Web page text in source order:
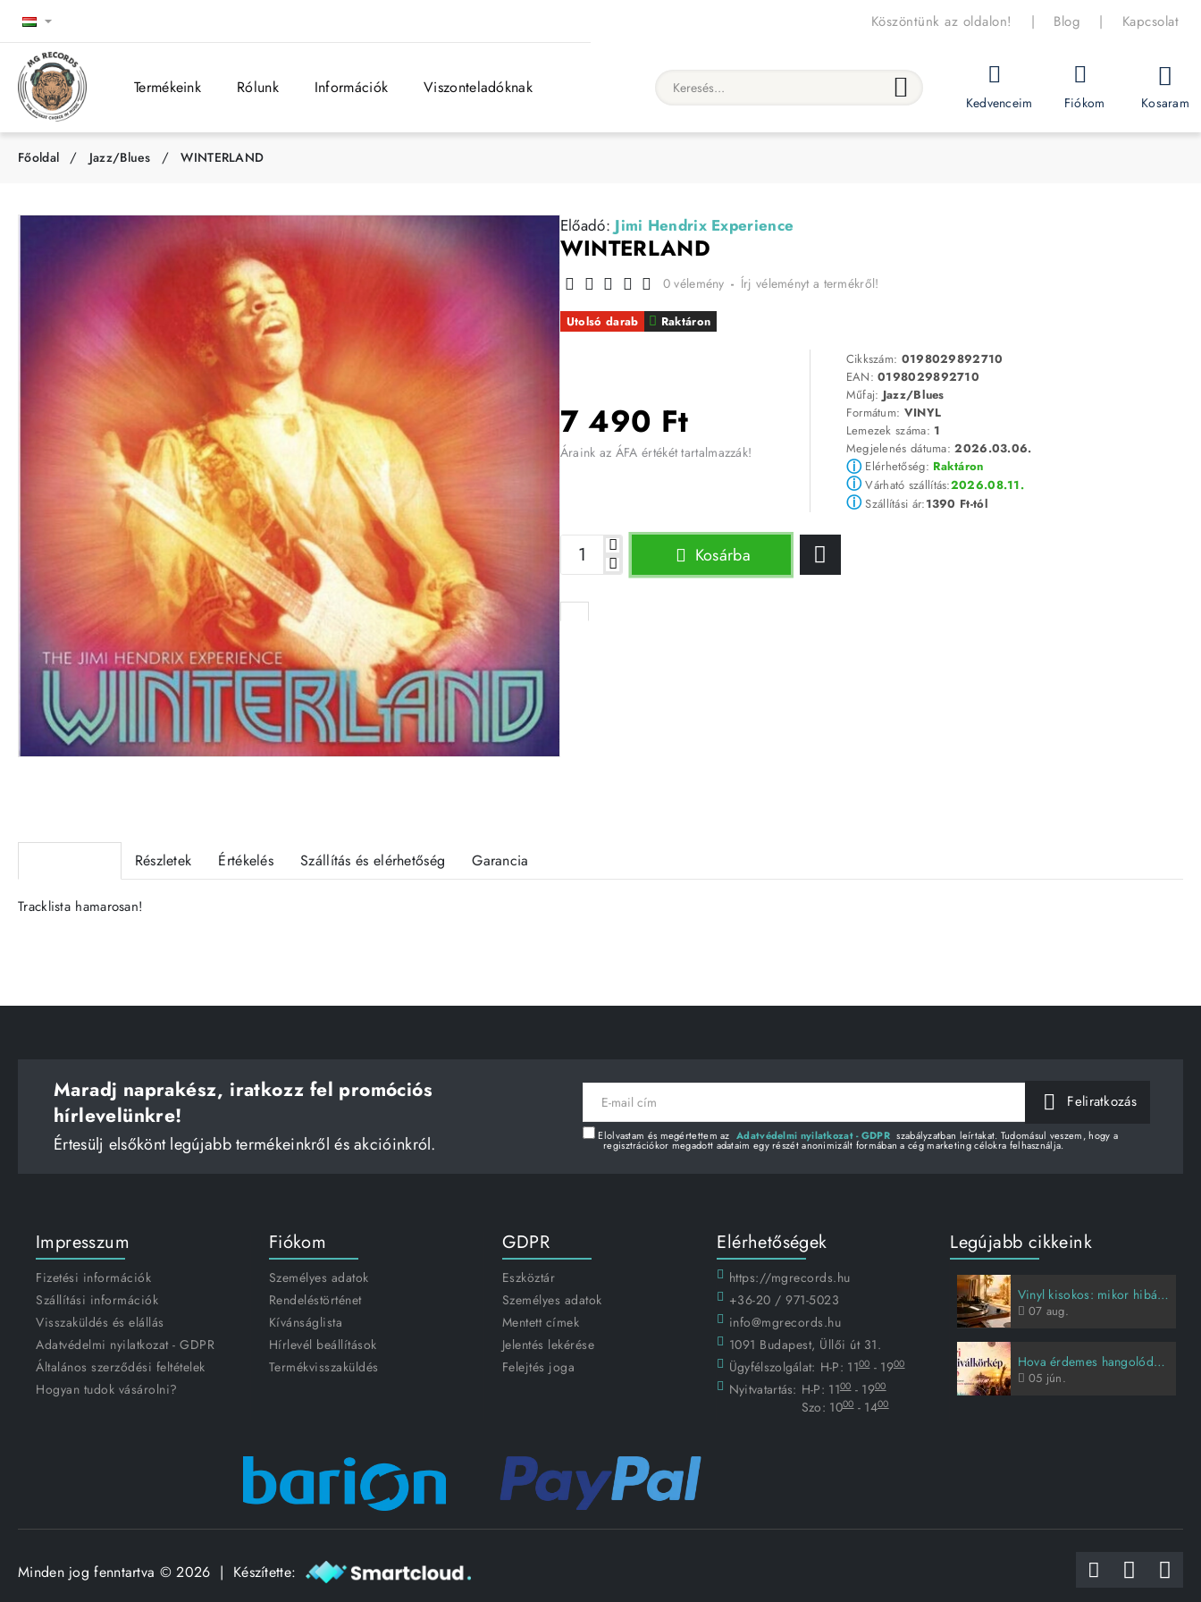
Köszöntünk az oldalon! | Blog | Kapcsolat
Termékeink Rólunk Információk Viszonteladóknak Keresés...
Kedvenceim Fiókom Kosaram
Jazz/Blues WINTERLAND
Előadó: Jimi Hendrix Experience
WINTERLAND
Raktáron
Utolsó darab
0 vélemény - Írj véleményt a termékről!
7 490 Ft
Áraink az ÁFA értékét tartalmazzák!
Cikkszám: 0198029892710
EAN:0198029892710
Műfaj: Jazz/Blues
Formátum: VINYL
Lemezek száma: 1
Megjelenés dátuma:2026.03.06.
ⓘElérhetőség: Raktáron
ⓘVárható szállítás:2026.08.11.
ⓘSzállítási ár:1390 Ft-tól
Kosárba
Részletek Értékelés Szállítás és elérhetőség Garancia
Tracklista hamarosan!
Maradj naprakész, iratkozz fel promóciós
hírlevelünkre!
Értesülj elsőkönt legújabb termékeinkről és akcióinkról.
E-
mail Feliratkozás
Elolvastam és megértettem az Adatvédelmi nyilatkozat - GDPR szabályzatban leírtakat. Tudomásul veszem, hogy a
regisztrációkor megadott adataim egy részét anonimizált formában a cég marketing célokra felhasználja.
Impresszum
Fizetési információk
Szállítási információk
Visszaküldés és elállás
Adatvédelmi nyilatkozat - GDPR
Általános szerződési feltételek
Hogyan tudok vásárolni?
Fiókom
Személyes adatok
Rendeléstörténet
Kívánságlista
Hírlevél beállítások
Termékvisszaküldés
GDPR
Eszköztár
Személyes adatok
Mentett címek
Jelentés lekérése
Felejtés joga
Elérhetőségek
https://mgrecords.hu
+36-20 / 971-5023
info@mgrecords.hu
1091 Budapest, Üllői út 31.
Ügyfélszolgálat: H-P: 1100- 1900
Nyitvatartás: H-P: 1100- 1900
Szo: 1000- 1400
Legújabb cikkeink
Vinyl kisokos: mikor hibás a lemez, és hogyan vigyázz rá?
07 aug.
Hova érdemes hangolódni idén nyáron?
05 jún.
Minden jog fenntartva © 2026 | Készítette: